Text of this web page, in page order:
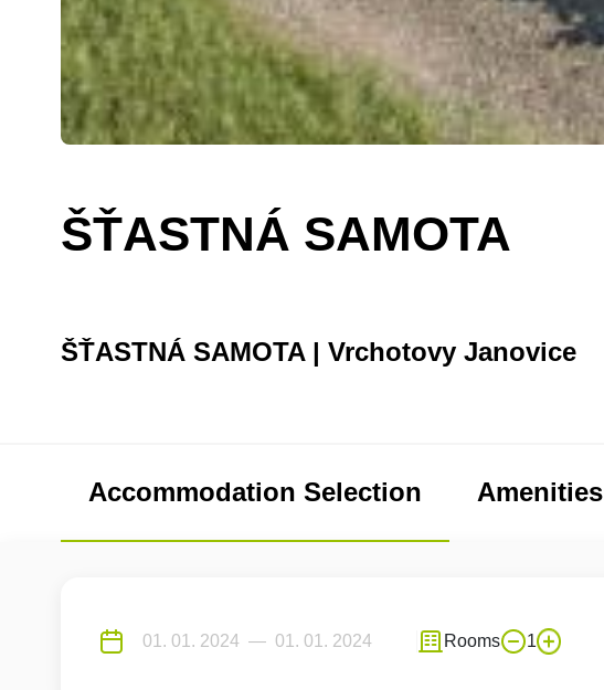
ŠŤASTNÁ SAMOTA
ŠŤASTNÁ SAMOTA | Vrchotovy Janovice
Accommodation Selection Amenities
Rooms 1